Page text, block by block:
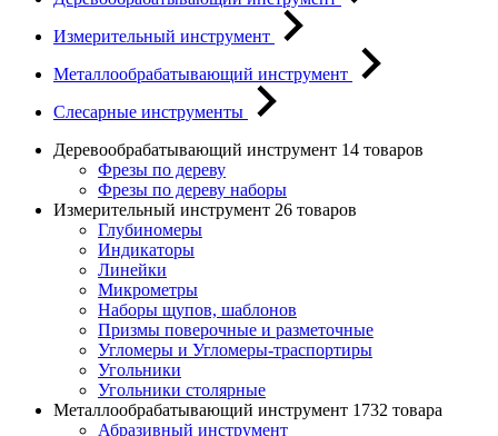
Измерительный инструмент
Металлообрабатывающий инструмент
Слесарные инструменты
Деревообрабатывающий инструмент 14 товаров
Фрезы по дереву
Фрезы по дереву наборы
Измерительный инструмент 26 товаров
Глубиномеры
Индикаторы
Линейки
Микрометры
Наборы щупов, шаблонов
Призмы поверочные и разметочные
Угломеры и Угломеры-траспортиры
Угольники
Угольники столярные
Металлообрабатывающий инструмент 1732 товара
Абразивный инструмент